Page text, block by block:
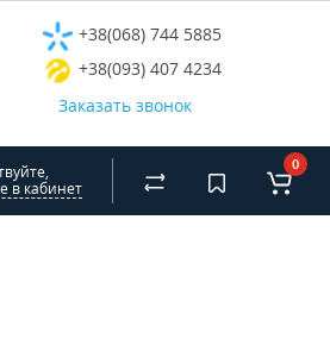
+38(068) 744 5885
+38(093) 407 4234
Заказать звонок
в кабинет
0